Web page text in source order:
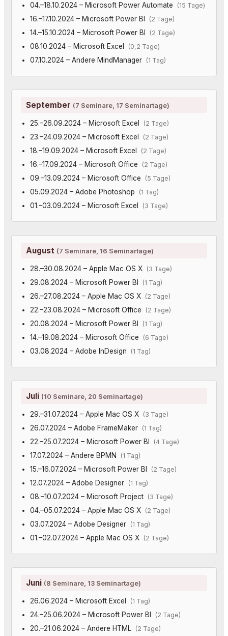
04.–18.10.2024 – Microsoft Power Automate (15 Tage)
16.–17.10.2024 – Microsoft Power BI (2 Tage)
14.–15.10.2024 – Microsoft Power BI (2 Tage)
08.10.2024 – Microsoft Excel (0,2 Tage)
07.10.2024 – Andere MindManager (1 Tag)
September (7 Seminare, 17 Seminartage)
25.–26.09.2024 – Microsoft Excel (2 Tage)
23.–24.09.2024 – Microsoft Excel (2 Tage)
18.–19.09.2024 – Microsoft Excel (2 Tage)
16.–17.09.2024 – Microsoft Office (2 Tage)
09.–13.09.2024 – Microsoft Office (5 Tage)
05.09.2024 – Adobe Photoshop (1 Tag)
01.–03.09.2024 – Microsoft Excel (3 Tage)
August (7 Seminare, 16 Seminartage)
28.–30.08.2024 – Apple Mac OS X (3 Tage)
29.08.2024 – Microsoft Power BI (1 Tag)
26.–27.08.2024 – Apple Mac OS X (2 Tage)
22.–23.08.2024 – Microsoft Office (2 Tage)
20.08.2024 – Microsoft Power BI (1 Tag)
14.–19.08.2024 – Microsoft Office (6 Tage)
03.08.2024 – Adobe InDesign (1 Tag)
Juli (10 Seminare, 20 Seminartage)
29.–31.07.2024 – Apple Mac OS X (3 Tage)
26.07.2024 – Adobe FrameMaker (1 Tag)
22.–25.07.2024 – Microsoft Power BI (4 Tage)
17.07.2024 – Andere BPMN (1 Tag)
15.–16.07.2024 – Microsoft Power BI (2 Tage)
12.07.2024 – Adobe Designer (1 Tag)
08.–10.07.2024 – Microsoft Project (3 Tage)
04.–05.07.2024 – Apple Mac OS X (2 Tage)
03.07.2024 – Adobe Designer (1 Tag)
01.–02.07.2024 – Apple Mac OS X (2 Tage)
Juni (8 Seminare, 13 Seminartage)
26.06.2024 – Microsoft Excel (1 Tag)
24.–25.06.2024 – Microsoft Power BI (2 Tage)
20.–21.06.2024 – Andere HTML (2 Tage)